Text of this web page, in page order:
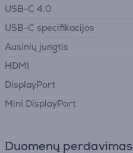
USB-C 4.0
USB-C specifikacijos
Ausinių jungtis
HDMI
DisplayPort
Mini DisplayPort
Duomenų perdavimas